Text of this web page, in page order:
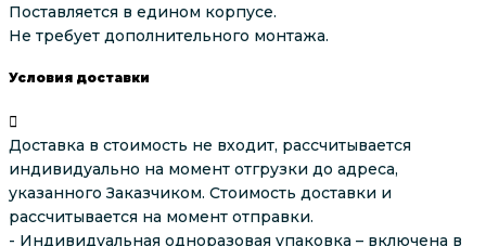
Поставляется в едином корпусе.
Не требует дополнительного монтажа.
Условия доставки
Доставка в стоимость не входит, рассчитывается
индивидуально на момент отгрузки до адреса,
указанного Заказчиком. Стоимость доставки и
рассчитывается на момент отправки.
- Индивидуальная одноразовая упаковка – включена в